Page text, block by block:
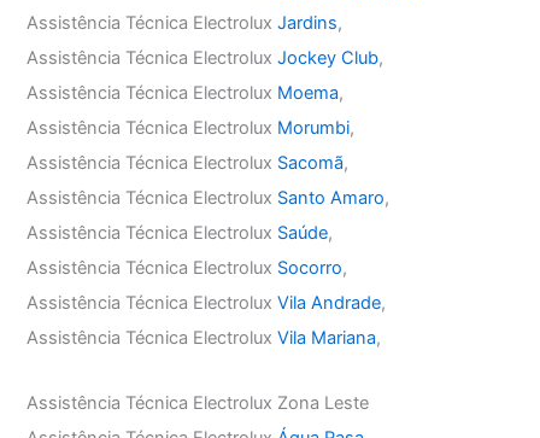
Assistência Técnica ElectroluxJardins,
Assistência Técnica ElectroluxJockey Club,
Assistência Técnica Electrolux Moema,
Assistência Técnica Electrolux Morumbi,
Assistência Técnica Electrolux Sacomã,
Assistência Técnica Electrolux Santo Amaro,
Assistência Técnica Electrolux Saúde,
Assistência Técnica Electrolux Socorro,
Assistência Técnica ElectroluxVila Andrade,
Assistência Técnica ElectroluxVila Mariana,
Assistência Técnica Electrolux Zona Leste